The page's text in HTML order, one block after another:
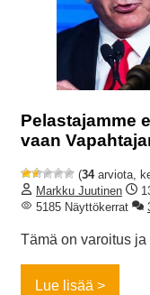
Pelastajamme
vaan
(34arviota,
Markku Juutinen
5185 Näyttökerrat
Tämä on varoitus
Lue lisää